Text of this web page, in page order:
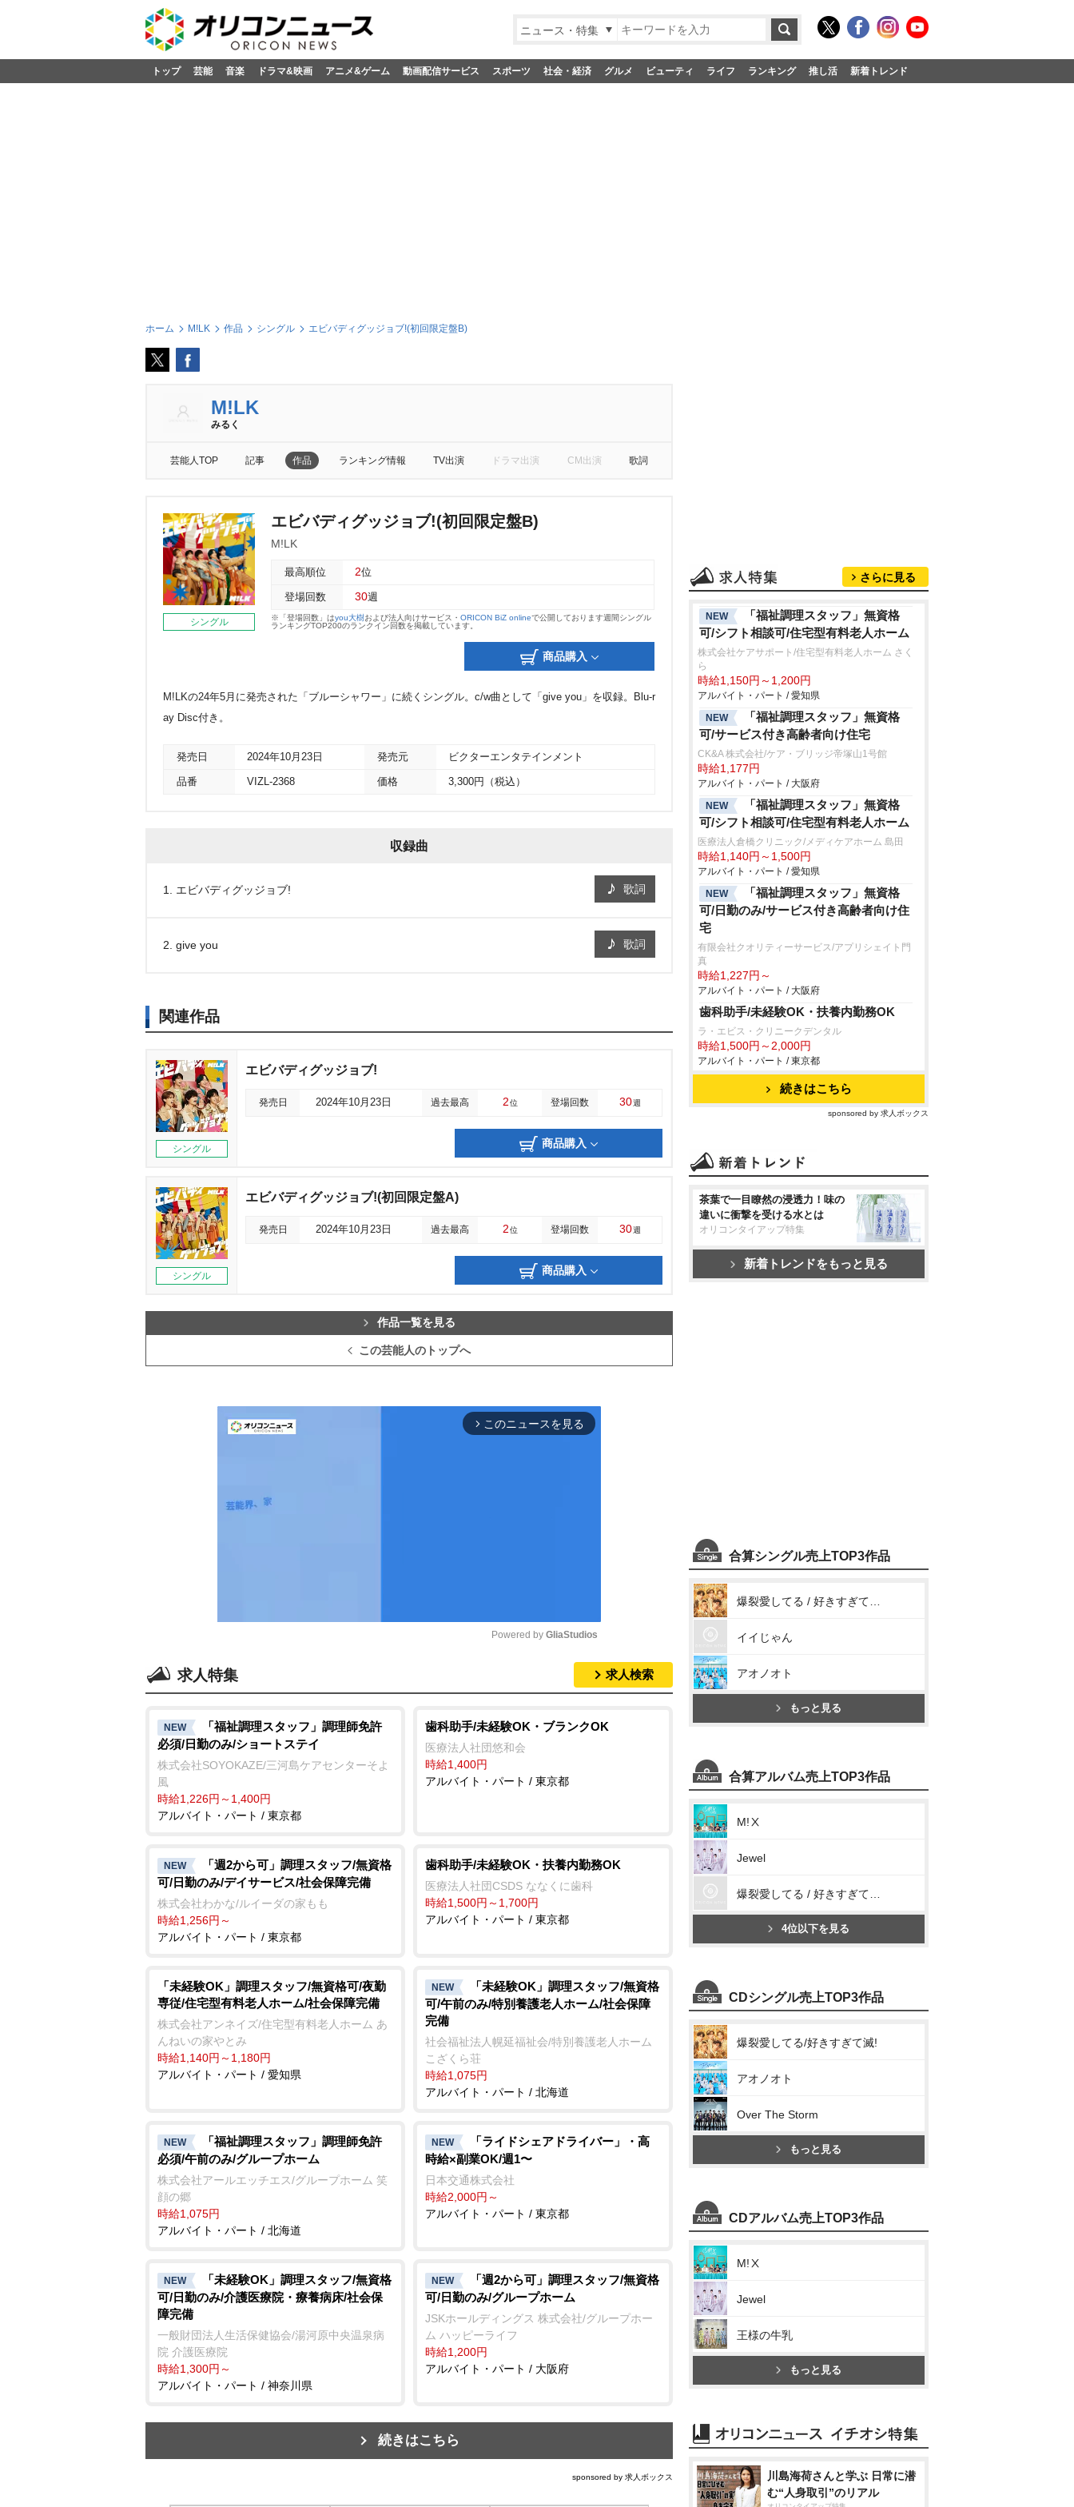
ニュース・特集
トップ 芸能 音楽 ドラマ&映画 アニメ&ゲーム 動画配信サービス スポーツ 社会・経済 グルメ ビューティ ライフ ランキング 推し活 新着トレンド
ホーム M!LK 作品 シングル エビバディグッジョブ!(初回限定盤B)
M!LK
みるく
芸能人TOP 記事 作品 ランキング情報 TV出演 ドラマ出演 CM出演 歌詞
シングル
エビバディグッジョブ!(初回限定盤B)
M!LK
最高順位 2位
登場回数 30週
※「登場回数」はyou大樹および法人向けサービス・ ORICON BiZ onlineで公開しております週間シングル
ランキングTOP200のランクイン回数を掲載しています。
商品購入
M!LKの24年5月に発売された「ブルーシャワー」に続くシングル。c/w曲として「give you」を収録。Blu-r
ay Disc付き。
発売日 2024年10月23日 発売元 ビクターエンタテインメント
品番 VIZL-2368 価格 3,300円（税込）
収録曲
1. エビバディグッジョブ! 歌詞
2. give you 歌詞
関連作品
シングル
エビバディグッジョブ!
発売日 2024年10月23日 過去最高 2位 登場回数 30週
商品購入
シングル
エビバディグッジョブ!(初回限定盤A)
発売日 2024年10月23日 過去最高 2位 登場回数 30週
商品購入
作品一覧を見る
この芸能人のトップへ
arrow_forward_ios このニュースを見る
Powered by GliaStudios
求人特集 求人検索
NEW
「福祉調理スタッフ」調理師免許
必須/日勤のみ/ショートステイ
株式会社SOYOKAZE/三河島ケアセンターそよ
風
時給1,226円～1,400円
アルバイト・パート / 東京都
歯科助手/未経験OK・ブランクOK
医療法人社団悠和会
時給1,400円
アルバイト・パート / 東京都
NEW
「週2から可」調理スタッフ/無資格
可/日勤のみ/デイサービス/社会保障完備
株式会社わかな/ルイーダの家もも
時給1,256円～
アルバイト・パート / 東京都
歯科助手/未経験OK・扶養内勤務OK
医療法人社団CSDS ななくに歯科
時給1,500円～1,700円
アルバイト・パート / 東京都
「未経験OK」調理スタッフ/無資格可/夜勤
専従/住宅型有料老人ホーム/社会保障完備
株式会社アンネイズ/住宅型有料老人ホーム あ
んねいの家やとみ
時給1,140円～1,180円
アルバイト・パート / 愛知県
NEW
「未経験OK」調理スタッフ/無資格
可/午前のみ/特別養護老人ホーム/社会保障
完備
社会福祉法人幌延福祉会/特別養護老人ホーム
こざくら荘
時給1,075円
アルバイト・パート / 北海道
NEW
「福祉調理スタッフ」調理師免許
必須/午前のみ/グループホーム
株式会社アールエッチエス/グループホーム 笑
顔の郷
時給1,075円
アルバイト・パート / 北海道
NEW
「ライドシェアドライバー」・高
時給×副業OK/週1〜
日本交通株式会社
時給2,000円～
アルバイト・パート / 東京都
NEW
「未経験OK」調理スタッフ/無資格
可/日勤のみ/介護医療院・療養病床/社会保
障完備
一般財団法人生活保健協会/湯河原中央温泉病
院 介護医療院
時給1,300円～
アルバイト・パート / 神奈川県
NEW
「週2から可」調理スタッフ/無資格
可/日勤のみ/グループホーム
JSKホールディングス 株式会社/グループホー
ム ハッピーライフ
時給1,200円
アルバイト・パート / 大阪府
続きはこちら
sponsored by 求人ボックス
さらに見る
NEW
「福祉調理スタッフ」無資格
可/シフト相談可/住宅型有料老人ホーム
株式会社ケアサポート/住宅型有料老人ホーム さく
ら
時給1,150円～1,200円
アルバイト・パート / 愛知県
NEW
「福祉調理スタッフ」無資格
可/サービス付き高齢者向け住宅
CK&A 株式会社/ケア・ブリッジ帝塚山1号館
時給1,177円
アルバイト・パート / 大阪府
NEW
「福祉調理スタッフ」無資格
可/シフト相談可/住宅型有料老人ホーム
医療法人倉橋クリニック/メディケアホーム 島田
時給1,140円～1,500円
アルバイト・パート / 愛知県
NEW
「福祉調理スタッフ」無資格
可/日勤のみ/サービス付き高齢者向け住
宅
有限会社クオリティーサービス/アプリシェイト門
真
時給1,227円～
アルバイト・パート / 大阪府
歯科助手/未経験OK・扶養内勤務OK
ラ・エビス・クリニークデンタル
時給1,500円～2,000円
アルバイト・パート / 東京都
続きはこちら
sponsored by 求人ボックス
茶葉で一目瞭然の浸透力！味の
違いに衝撃を受ける水とは
オリコンタイアップ特集
新着トレンドをもっと見る
合算シングル売上TOP3作品
イイじゃん
アオノオト
もっと見る
合算アルバム売上TOP3作品
M!Ⅹ
Jewel
4位以下を見る
CDシングル売上TOP3作品
爆裂愛してる/好きすぎて滅!
アオノオト
Over The Storm
もっと見る
CDアルバム売上TOP3作品
M!Ⅹ
Jewel
王様の牛乳
もっと見る
川島海荷さんと学ぶ 日常に潜
む“人身取引”のリアル